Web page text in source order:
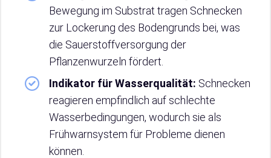
Bewegung im Substrat tragen Schnecken
zur Lockerung des Bodengrunds bei, was
die Sauerstoffversorgung der
Pflanzenwurzeln fördert.
Indikator für Wasserqualität: Schnecken
reagieren empfindlich auf schlechte
Wasserbedingungen, wodurch sie als
Frühwarnsystem für Probleme dienen
können.